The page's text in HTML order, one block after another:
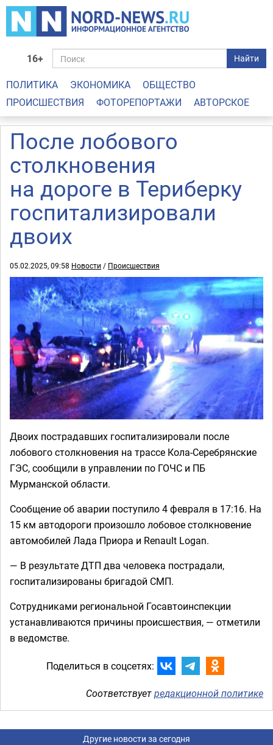
16+ Найти
ПОЛИТИКА ЭКОНОМИКА
ОБЩЕСТВО
ПРОИСШЕСТВИЯ
ФОТОРЕПОРТАЖИ АВТОРСКОЕ
После лобового
столкновения
на дороге в Териберку
госпитализировали
двоих
05.02.2025, 09:58 Новости / Происшествия
Двоих пострадавших госпитализировали после
лобового столкновения на трассе Кола-Серебрянские
ГЭС, сообщили в управлении по ГОЧС и ПБ
Мурманской области.
Сообщение об аварии поступило 4 февраля в 17:16. На
15 км автодороги произошло лобовое столкновение
автомобилей Лада Приора и Renault Logan.
— В результате ДТП два человека пострадали,
госпитализированы бригадой СМП.
Сотрудниками региональной Госавтоинспекции
устанавливаются причины происшествия, — отметили
в ведомстве.
Поделиться в соцсетях:
Соответствуетредакционной политике
Другие новости за сегодня